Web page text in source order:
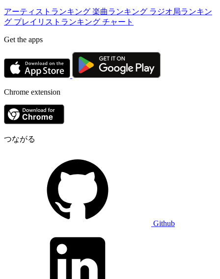
アーティストランキング 楽曲ランキング ラジオ局ランキン
グ プレイリストランキング チャート
Get the apps
Chrome extension
つながる
Github